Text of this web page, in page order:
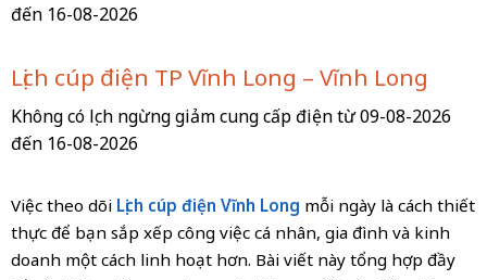
đến 16-08-2026
Lịch cúp điện TP Vĩnh Long – Vĩnh Long
Không có lịch ngừng giảm cung cấp điện từ 09-08-2026
đến 16-08-2026
Việc theo dõi Lịch cúp điện Vĩnh Long mỗi ngày là cách thiết
thực để bạn sắp xếp công việc cá nhân, gia đình và kinh
doanh một cách linh hoạt hơn. Bài viết này tổng hợp đầy